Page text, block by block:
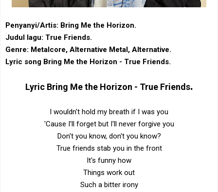
Penyanyi/Artis: Bring Me the Horizon.
Judul lagu: True Friends.
Genre: ‎Metalcore‎, Alternative Metal, ‎Alternative.
Lyric song Bring Me the Horizon - True Friends.
Lyric Bring Me the Horizon - True Friends.
I wouldn't hold my breath if I was you
'Cause I'll forget but I'll never forgive you
Don't you know, don't you know?
True friends stab you in the front
It's funny how
Things work out
Such a bitter irony